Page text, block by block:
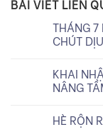
BÀI VIẾT LIÊN
THÁNG 7
CHÚT
KHAI
NÂNG
HÈ RỘN